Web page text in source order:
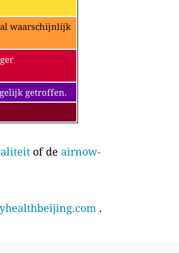
waarschijnlijk
getroffen.
of de airnow-
.